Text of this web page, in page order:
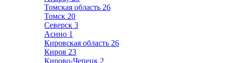
Томская область 26
Томск 20
Северск 3
Асино 1
Кировская область 26
Киров 23
Кирово-Чепецк 2